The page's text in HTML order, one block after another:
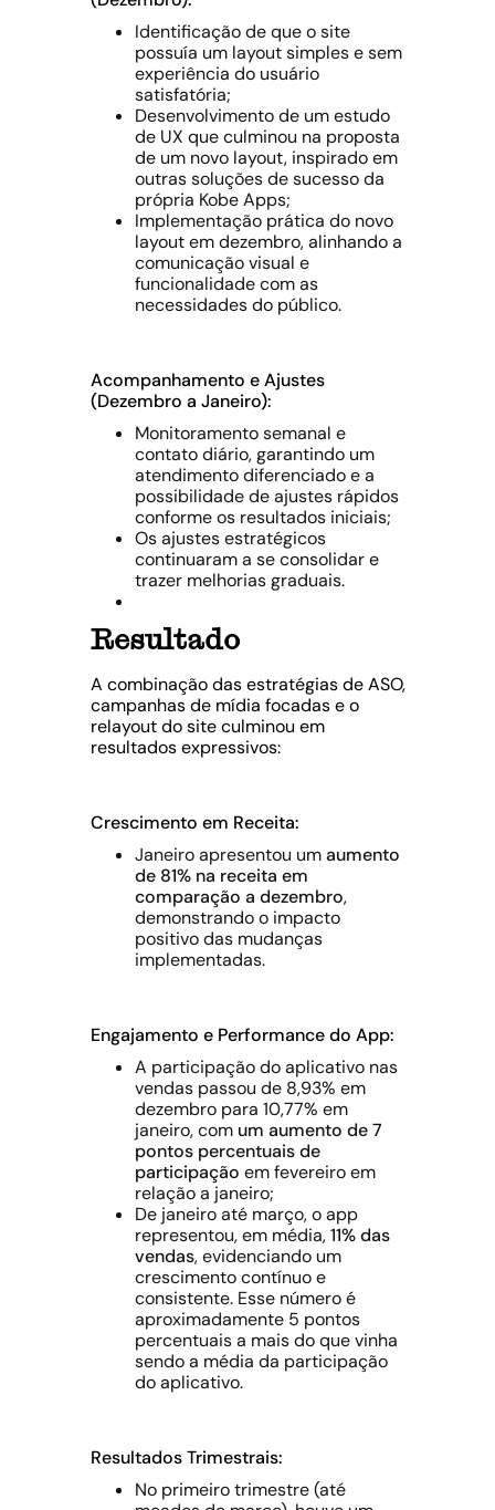
Identificação de que o site
possuía um layout simples e sem
experiência do usuário
satisfatória;
Desenvolvimento de um estudo
de UX que culminou na proposta
de um novo layout, inspirado em
outras soluções de sucesso da
própria Kobe Apps;
Implementação prática do novo
layout em dezembro, alinhando a
comunicação visual e
funcionalidade com as
necessidades do público.
Acompanhamento e Ajustes
(Dezembro a Janeiro):
Monitoramento semanal e
contato diário, garantindo um
atendimento diferenciado e a
possibilidade de ajustes rápidos
conforme os resultados iniciais;
Os ajustes estratégicos
continuaram a se consolidar e
trazer melhorias graduais.
Resultado
A combinação das estratégias de ASO,
campanhas de mídia focadas e o
relayout do site culminou em
resultados expressivos:
Crescimento em Receita:
Janeiro apresentou umaumento
de 81% na receita em
comparação a dezembro,
demonstrando o impacto
positivo das mudanças
implementadas.
Engajamento e Performance do App:
A participação do aplicativo nas
vendas passou de 8,93% em
dezembro para 10,77% em
janeiro, com um aumento de 7
pontos percentuais de
participação em fevereiro em
relação a janeiro;
De janeiro até março, o app
representou, em média,11% das
vendas, evidenciando um
crescimento contínuo e
consistente. Esse número é
aproximadamente 5 pontos
percentuais a mais do que vinha
sendo a média da participação
do aplicativo.
Resultados Trimestrais:
No primeiro trimestre (até